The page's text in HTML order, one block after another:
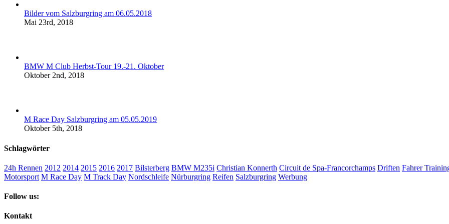
Bilder vom Salzburgring am 06.05.2018
Mai 23rd, 2018
BMW M Club Herbst-Tour 19.-21. Oktober
Oktober 2nd, 2018
M Race Day Salzburgring am 05.05.2019
Oktober 5th, 2018
Schlagwörter
24h Rennen 2012 2014 2015 2016 2017 Bilsterberg BMW M235i Christian Konnerth Circuit de Spa-Francorchamps Driften Fahrer
Motorsport M Race Day M Track Day Nordschleife Nürburgring Reifen Salzburgring Werbung
Follow us:
Kontakt